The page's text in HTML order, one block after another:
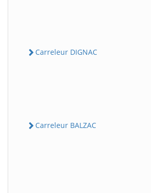
Carreleur DIGNAC
Carreleur BALZAC